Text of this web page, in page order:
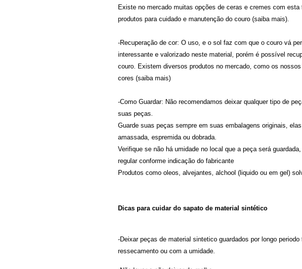
Existe no mercado muitas opções de ceras e cremes com
produtos para cuidado e manutenção do couro (saiba mais).
-Recuperação de cor: O uso, e o sol faz com que o couro vá
interessante e valorizado neste material, porém é possível
couro. Existem diversos produtos no mercado, como os
cores (saiba mais)
-Como Guardar: Não recomendamos deixar qualquer tipo de
suas peças.
Guarde suas peças sempre em suas embalagens originais,
amassada, espremida ou dobrada.
Verifique se não há umidade no local que a peça será
regular conforme indicação do fabricante
Produtos como oleos, alvejantes, alchool (liquido ou em gel)
Dicas para cuidar do sapato de material sintético
-Deixar peças de material sintetico guardados por longo
ressecamento ou com a umidade.